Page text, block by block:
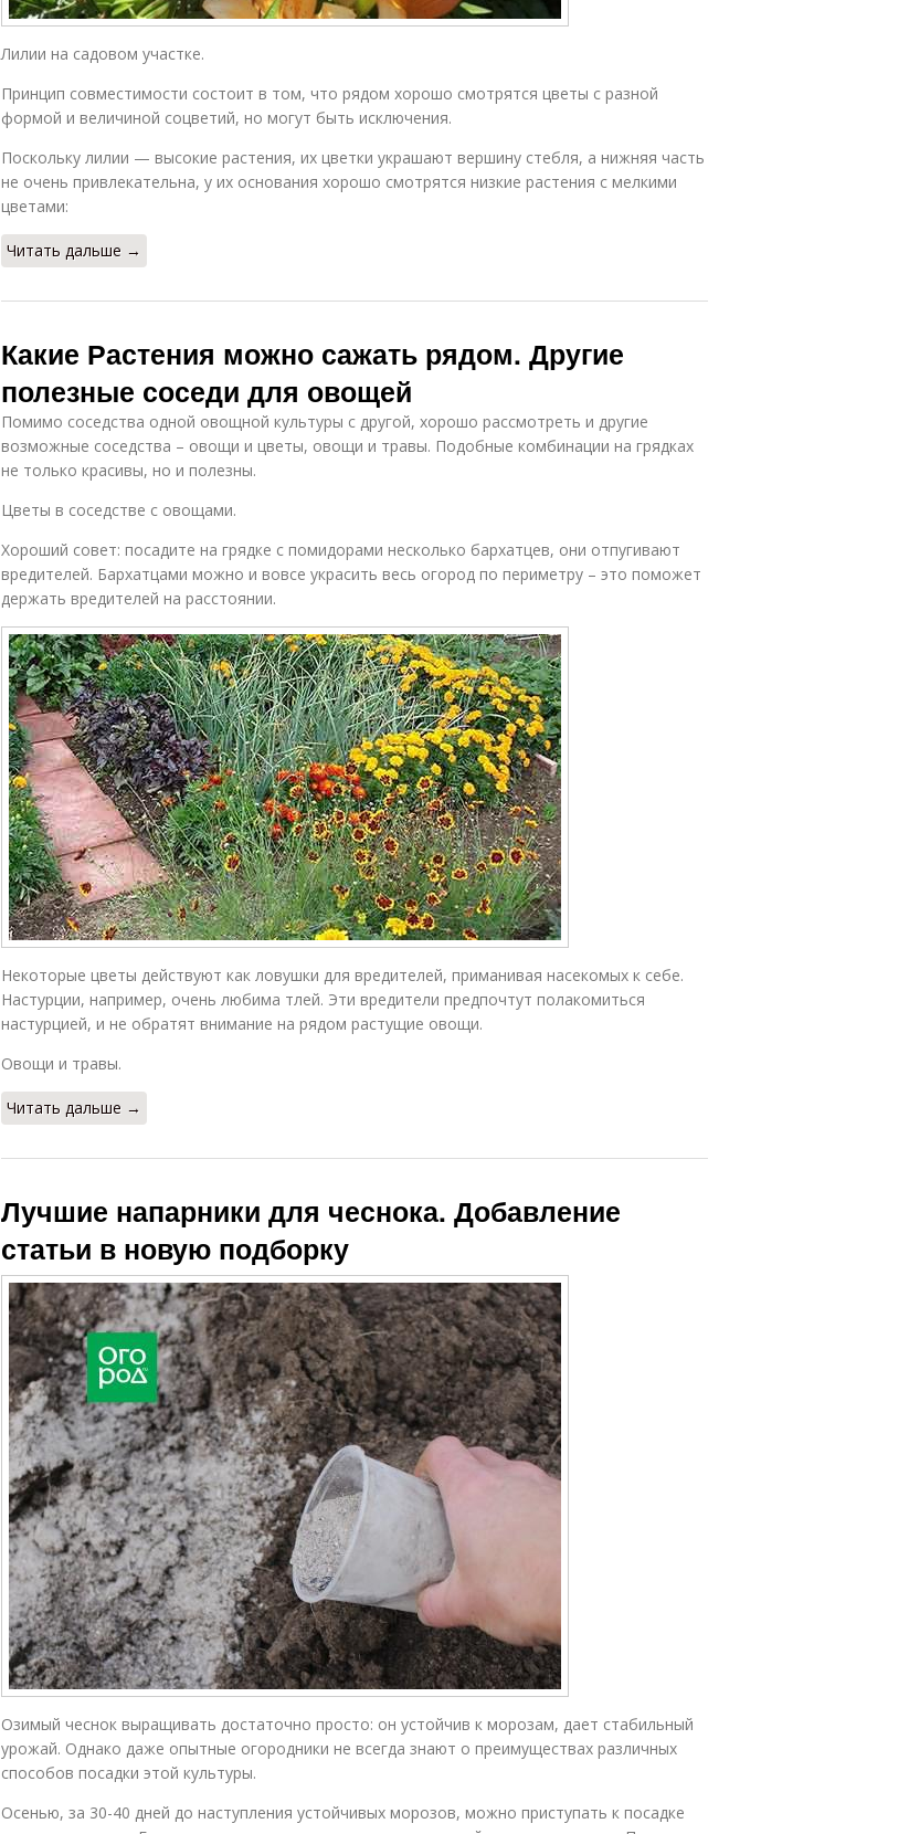
Лилии на садовом участке.
Принцип совместимости состоит в том, что рядом хорошо смотрятся цветы с разной
формой и величиной соцветий, но могут быть исключения.
Поскольку лилии — высокие растения, их цветки украшают вершину стебля, а нижняя часть
не очень привлекательна, у их основания хорошо смотрятся низкие растения с мелкими
цветами:
Читать дальше →
Какие Растения можно сажать рядом. Другие
полезные соседи для овощей
Помимо соседства одной овощной культуры с другой, хорошо рассмотреть и другие
возможные соседства – овощи и цветы, овощи и травы. Подобные комбинации на грядках
не только красивы, но и полезны.
Цветы в соседстве с овощами.
Хороший совет: посадите на грядке с помидорами несколько бархатцев, они отпугивают
вредителей. Бархатцами можно и вовсе украсить весь огород по периметру – это поможет
держать вредителей на расстоянии.
Некоторые цветы действуют как ловушки для вредителей, приманивая насекомых к себе.
Настурции, например, очень любима тлей. Эти вредители предпочтут полакомиться
настурцией, и не обратят внимание на рядом растущие овощи.
Овощи и травы.
Читать дальше →
Лучшие напарники для чеснока. Добавление
статьи в новую подборку
Озимый чеснок выращивать достаточно просто: он устойчив к морозам, дает стабильный
урожай. Однако даже опытные огородники не всегда знают о преимуществах различных
способов посадки этой культуры.
Осенью, за 30-40 дней до наступления устойчивых морозов, можно приступать к посадке